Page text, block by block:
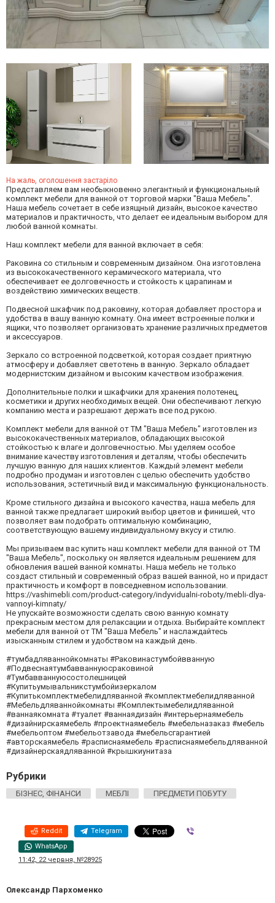
На жаль, оголошення застаріло
Представляем вам необыкновенно элегантный и функциональный
комплект мебели для ванной от торговой марки "Ваша Мебель".
Наша мебель сочетает в себе изящный дизайн, высокое качество
материалов и практичность, что делает ее идеальным выбором для
любой ванной комнаты.
Наш комплект мебели для ванной включает в себя:
Раковина со стильным и современным дизайном. Она изготовлена
из высококачественного керамического материала, что
обеспечивает ее долговечность и стойкость к царапинам и
воздействию химических веществ.
Подвесной шкафчик под раковину, которая добавляет простора и
удобства в вашу ванную комнату. Она имеет встроенные полки и
ящики, что позволяет организовать хранение различных предметов
и аксессуаров.
Зеркало со встроенной подсветкой, которая создает приятную
атмосферу и добавляет светотень в ванную. Зеркало обладает
модернистским дизайном и высоким качеством изображения.
Дополнительные полки и шкафчики для хранения полотенец,
косметики и других необходимых вещей. Они обеспечивают легкую
компанию места и разрешают держать все под рукою.
Комплект мебели для ванной от ТМ "Ваша Мебель" изготовлен из
высококачественных материалов, обладающих высокой
стойкостью к влаге и долговечностью. Мы уделяем особое
внимание качеству изготовления и деталям, чтобы обеспечить
лучшую ванную для наших клиентов. Каждый элемент мебели
подробно продуман и изготовлен с целью обеспечить удобство
использования, эстетичный вид и максимальную функциональность.
Кроме стильного дизайна и высокого качества, наша мебель для
ванной также предлагает широкий выбор цветов и финишей, что
позволяет вам подобрать оптимальную комбинацию,
соответствующую вашему индивидуальному вкусу и стилю.
Мы призываем вас купить наш комплект мебели для ванной от ТМ
"Ваша Мебель", поскольку он является идеальным решением для
обновления вашей ванной комнаты. Наша мебель не только
создаст стильный и современный образ вашей ванной, но и придаст
практичность и комфорт в повседневном использовании.
https://vashimebli.com/product-category/indyvidualni-roboty/mebli-dlya-
vannoyi-kimnaty/
Не упускайте возможности сделать свою ванную комнату
прекрасным местом для релаксации и отдыха. Выбирайте комплект
мебели для ванной от ТМ "Ваша Мебель" и наслаждайтесь
изысканным стилем и удобством на каждый день.
#тумбадляваннойкомнаты #Раковинастумбойвванную
#Подвеснаятумбавваннуюсраковиной
#Тумбавваннуюсостолешницей
#Купитьумывальникстумбойизеркалом
#Купитькомплектмебелидляванной #комплектмебелидляванной
#Мебельдляваннойкомнаты #Комплектымебелидляванной
#ваннаякомната #туалет #ваннаядизайн #интерьернаямебель
#дизайнирскаямебель #проектнаямебель #мебельназаказ #мебель
#мебельоптом #мебельотзавода #мебельсгарантией
#авторскаямебель #расписнаямебель #расписнаямебельдляванной
#дизайнерскаядляванной #крышкиунитаза
Рубрики
БІЗНЕС, ФІНАНСИ МЕБЛІ ПРЕДМЕТИ ПОБУТУ
Reddit Telegram
WhatsApp
11:42, 22 червня, №28925
Олександр Пархоменко